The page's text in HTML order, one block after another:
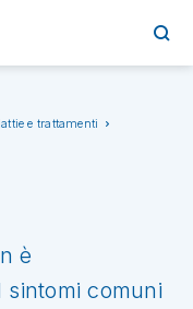
e trattamenti
è
sintomi comuni